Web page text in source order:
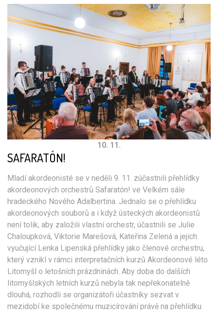
10. 11.
SAFARATÓN!
Mladí akordeonisté se v neděli 9. 11. zúčastnili přehlídky
akordeonových orchestrů Safaratón! ve Velkém sále
hradeckého Nového Adalbertina. Jednalo se o přehlídku
akordeonových souborů a i když ústeckých akordeonistů
není tolik, aby založili vlastní orchestr, účastnili se Julie
Chaloupková, Viktorie Marešová, Kateřina Zelená a jejich
vyučující Lenka Lipenská přehlídky jako členové orchestru,
který vznikl v rámci interpretačních kurzů Akordeonové léto
Litomyšl o letošních prázdninách. Aby doba do dalších
litomyšlských letních kurzů nebyla tak nepřekonatelně
dlouhá, rozhodli se organizátoři účastníky sezvat v
mezidobí ke společnému muzicírování právě na přehlídku